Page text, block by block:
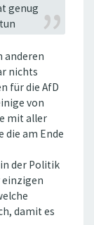
genug
anderen
nichts
für die AfD
von
mit aller
die am Ende
der Politik
einzigen
damit es